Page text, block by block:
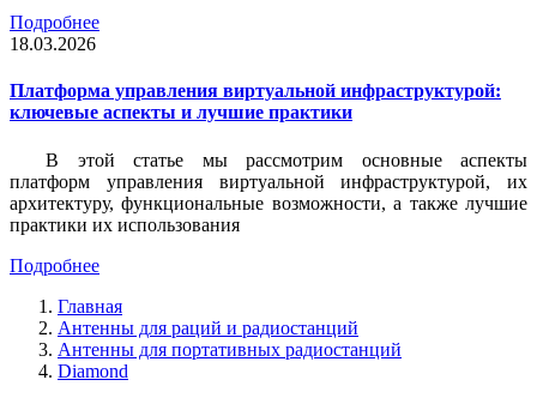
Подробнее
18.03.2026
Платформа управления виртуальной инфраструктурой:
ключевые аспекты и лучшие практики
В этой статье мы рассмотрим основные аспекты
платформ управления виртуальной инфраструктурой, их
архитектуру, функциональные возможности, а также лучшие
практики их использования
Подробнее
Главная
Антенны для раций и радиостанций
Антенны для портативных радиостанций
Diamond